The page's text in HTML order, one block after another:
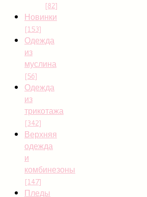
[82]
Новинки
[153]
Одежда
из
муслина
[56]
Одежда
из
трикотажа
[342]
Верхняя
одежда
и
комбинезоны
[147]
Пледы